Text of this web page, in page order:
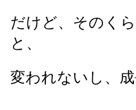
だけど、そのく
と、
変われないし、成